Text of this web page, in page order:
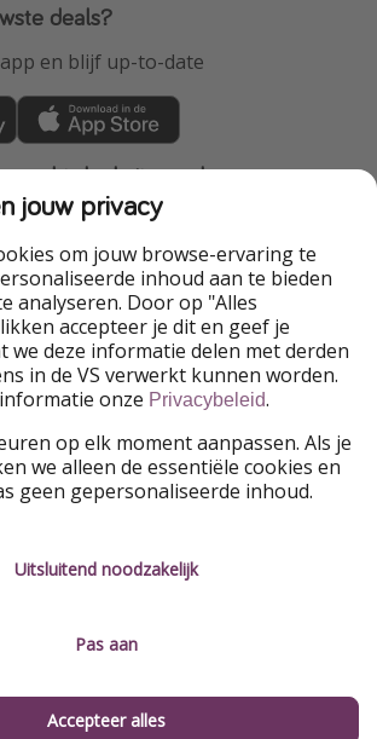
deals?
en blijf up-to-date
maakt deel uit van de
HolidayPirates
VoyagesPirates
Urlaubspiraten
ViajerosPiratas
Group
Juridisch
Colofon
Beheer services
jouw privacy
om jouw browse-ervaring te
inhoud aan te bieden
analyseren. Door op "Alles
accepteer je dit en geef je
we deze informatie delen met derden
in de VS verwerkt kunnen worden.
onze Privacybeleid.
op elk moment aanpassen. Als je
we alleen de essentiële cookies en
geen gepersonaliseerde inhoud.
Uitsluitend noodzakelijk
Pas aan
Accepteer alles